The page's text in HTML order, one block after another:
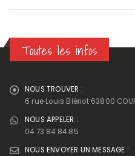
Toutes les infos
NOUS TROUVER :
6 rue Louis Blériot 63800
NOUS APPELER :
04 73 84 84 85
NOUS ENVOYER UN MESSAGE :